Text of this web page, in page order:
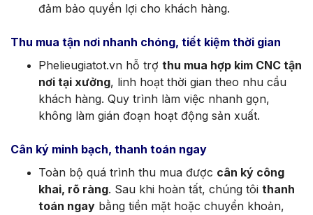
đảm bảo quyền lợi cho khách hàng.
Thu mua tận nơi nhanh chóng, tiết kiệm thời gian
Phelieugiatot.vn hỗ trợ thu mua hợp kim CNC tận
nơi tại xưởng, linh hoạt thời gian theo nhu cầu
khách hàng. Quy trình làm việc nhanh gọn,
không làm gián đoạn hoạt động sản xuất.
Cân ký minh bạch, thanh toán ngay
Toàn bộ quá trình thu mua được cân ký công
khai, rõ ràng. Sau khi hoàn tất, chúng tôi thanh
toán ngay bằng tiền mặt hoặc chuyển khoản,